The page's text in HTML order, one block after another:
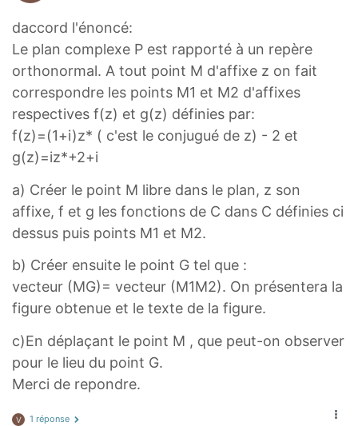
daccord l'énoncé:
Le plan complexe P est rapporté à un repère
orthonormal. A tout point M d'affixe z on fait
correspondre les points M1 et M2 d'affixes
respectives f(z) et g(z) définies par:
f(z)=(1+i)z* ( c'est le conjugué de z) - 2 et
g(z)=iz*+2+i
a) Créer le point M libre dans le plan, z son
affixe, f et g les fonctions de C dans C définies ci
dessus puis points M1 et M2.
b) Créer ensuite le point G tel que :
vecteur (MG)= vecteur (M1M2). On présentera la
figure obtenue et le texte de la figure.
c)En déplaçant le point M , que peut-on observer
pour le lieu du point G.
Merci de repondre.
V 1 réponse